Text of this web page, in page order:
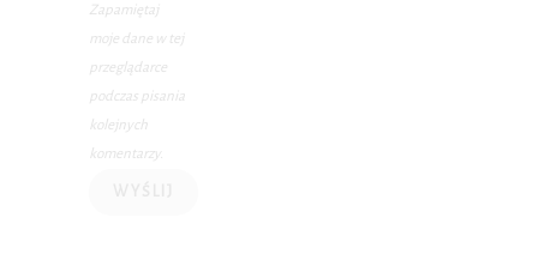
Zapamiętaj
moje dane w tej
przeglądarce
podczas pisania
kolejnych
komentarzy.